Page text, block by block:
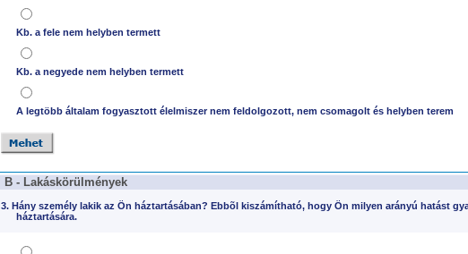
Kb. a fele nem helyben termett
Kb. a negyede nem helyben termett
A legtöbb általam fogyasztott élelmiszer nem feldolgozott, nem csomagolt és helyben terem
B - Lakáskörülmények
3. Hány személy lakik az Ön háztartásában? Ebbõl kiszámítható, hogy Ön milyen arányú hatást
háztartására.